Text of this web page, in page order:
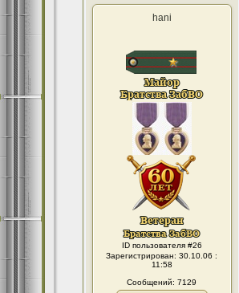
hani
ID пользователя #26
Зарегистрирован: 30.10.06 :
11:58
Сообщений: 7129